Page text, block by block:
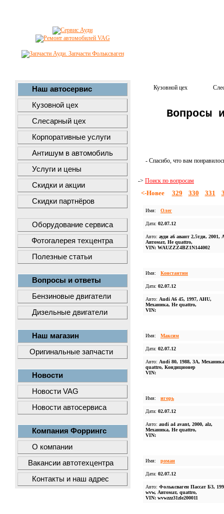
Наш автосервис
Кузовной цех
Слесарный цех
Корпоративные услуги
Антишум в автомобиль
Услуги и цены
Скидки и акции
Скидки партнёров
Оборудование сервиса
Фотогалерея техцентра
Полезные статьи
Вопросы и ответы
Бензиновые двигатели
Дизельные двигатели
Наш магазин
Оригинальные запчасти
Новости
Новости VAG
Новости автосервиса
Компания Форрингс
О компании
Вакансии автотехцентра
Контакты и наш адрес
Кузовной цех
Вопросы
- Спасибо, что вам
-> Поиск по вопросам
<-Новее 329 330 331
Имя: Олег
Дата: 02.07.12
Авто: ауди а6 авант 2,5тди, 2001,
Автомат, Не quattro,
VIN: WAUZZZ4BZ1N144002
Имя: Константин
Дата: 02.07.12
Авто: Audi A6 45, 1997, AHU,
Механика, Не quattro,
VIN:
Имя: Максим
Дата: 02.07.12
Авто: Audi 80, 1988, 3A,
quattro, Кондиционер
VIN:
Имя: игорь
Дата: 02.07.12
Авто: audi a4 avant, 2000, alz,
Механика, Не quattro,
VIN:
Имя: роман
Дата: 02.07.12
Авто: Фольксваген Пассат Б3,
wvw, Автомат, quattro,
VIN: wvwzzz31zle200011